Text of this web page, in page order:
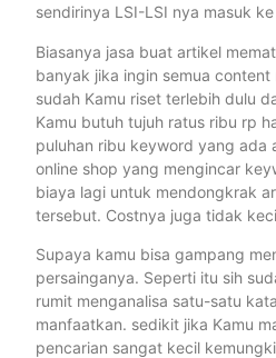
sendirinya LSI-LSI nya masuk
Biasanya jasa buat artikel
banyak jika ingin semua
sudah Kamu riset terlebih dulu
Kamu butuh tujuh ratus ribu rp
puluhan ribu keyword yang ada
online shop yang mengincar
biaya lagi untuk mendongkrak
tersebut. Costnya juga tidak
Supaya kamu bisa gampang
persainganya. Seperti itu sih
rumit menganalisa satu-satu
manfaatkan. sedikit jika Kamu
pencarian sangat kecil